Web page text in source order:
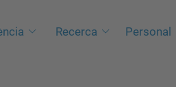
Recerca Personal